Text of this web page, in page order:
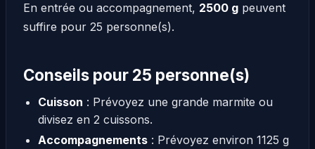
En entrée ou accompagnement, 2500 g peuvent
suffire pour 25 personne(s).
Conseils pour 25 personne(s)
Cuisson : Prévoyez une grande marmite ou
divisez en 2 cuissons.
Accompagnements: Prévoyez environ 1125 g